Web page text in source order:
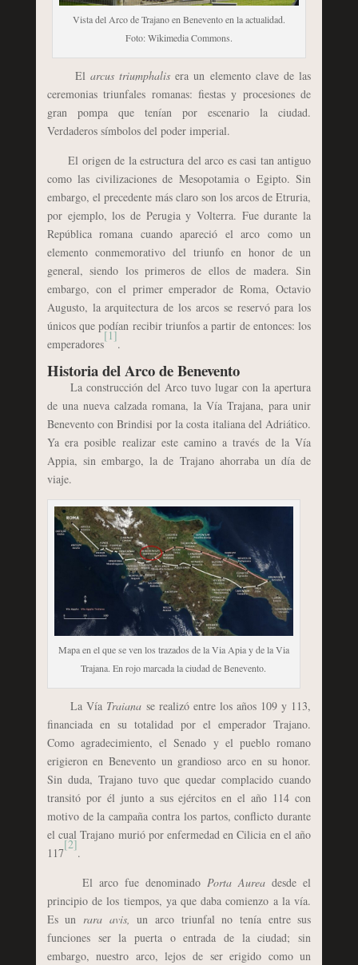
Vista del Arco de Trajano en Benevento en la actualidad.
Foto: Wikimedia Commons.
El arcus triumphalisera un elemento clave de las
ceremonias triunfales romanas: fiestas y procesiones de
gran pompa que tenían por escenario la ciudad.
Verdaderos símbolos del poder imperial.
El origen de la estructura del arco es casi tan antiguo
como las civilizaciones de Mesopotamia o Egipto. Sin
embargo, el precedente más claro son los arcos de Etruria,
por ejemplo, los de Perugia y Volterra. Fue durante la
República romana cuando apareció el arco como un
elemento conmemorativo del triunfo en honor de un
general, siendo los primeros de ellos de madera. Sin
embargo, con el primer emperador de Roma, Octavio
Augusto, la arquitectura de los arcos se reservó para los
únicos que podían recibir triunfos a partir de entonces: los
emperadores
[1]
.
Historia del Arco de Benevento
La construcción del Arco tuvo lugar con la apertura
de una nueva calzada romana, la Vía Trajana, para unir
Benevento con Brindisi por la costa italiana del Adriático.
Ya era posible realizar este camino a través de la Vía
Appia, sin embargo, la de Trajano ahorraba un día de
viaje.
Mapa en el que se ven los trazados de la Via Apia y de la Via
Trajana. En rojo marcada la ciudad de Benevento.
La Vía Traiana se realizó entre los años 109 y 113,
financiada en su totalidad por el emperador Trajano.
Como agradecimiento, el Senado y el pueblo romano
erigieron en Benevento un grandioso arco en su honor.
Sin duda, Trajano tuvo que quedar complacido cuando
transitó por él junto a sus ejércitos en el año 114 con
motivo de la campaña contra los partos, conflicto durante
el cual Trajano murió por enfermedad en Cilicia en el año
117
[2]
.
El arco fue denominadoPorta Aureadesde el
principio de los tiempos, ya que daba comienzo a la vía.
Es unrara avis, un arco triunfal no tenía entre sus
funciones ser la puerta o entrada de la ciudad; sin
embargo, nuestro arco, lejos de ser erigido como un